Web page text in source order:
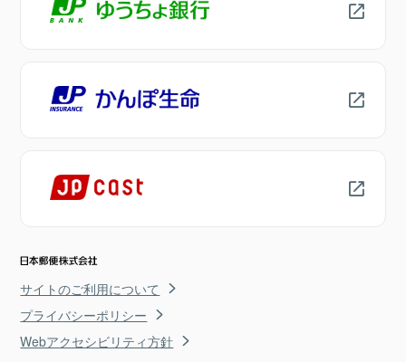
サイトのご利用について
プライバシーポリシー
Webアクセシビリティ方針